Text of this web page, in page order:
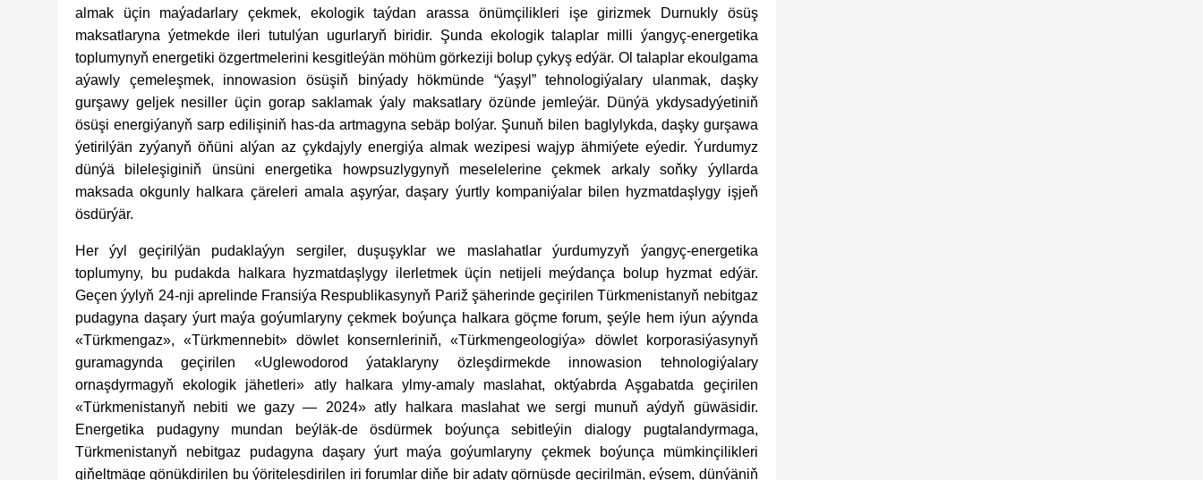
almak üçin maýadarlary çekmek, ekologik taýdan arassa önümçilikleri işe girizmek Durnukly ösüş
maksatlaryna ýetmekde ileri tutulýan ugurlaryň biridir. Şunda ekologik talaplar milli ýangyç-energetika
toplumynyň energetiki özgertmelerini kesgitleýän möhüm görkeziji bolup çykyş edýär. Ol talaplar ekoulgama
aýawly çemeleşmek, innowasion ösüşiň binýady hökmünde “ýaşyl” tehnologiýalary ulanmak, daşky
gurşawy geljek nesiller üçin gorap saklamak ýaly maksatlary özünde jemleýär. Dünýä ykdysadyýetiniň
ösüşi energiýanyň sarp edilişiniň has-da artmagyna sebäp bolýar. Şunuň bilen baglylykda, daşky gurşawa
ýetirilýän zyýanyň öňüni alýan az çykdajyly energiýa almak wezipesi wajyp ähmiýete eýedir. Ýurdumyz
dünýä bileleşiginiň ünsüni energetika howpsuzlygynyň meselelerine çekmek arkaly soňky ýyllarda
maksada okgunly halkara çäreleri amala aşyrýar, daşary ýurtly kompaniýalar bilen hyzmatdaşlygy işjeň
ösdürýär.
Her ýyl geçirilýän pudaklaýyn sergiler, duşuşyklar we maslahatlar ýurdumyzyň ýangyç-energetika
toplumyny, bu pudakda halkara hyzmatdaşlygy ilerletmek üçin netijeli meýdança bolup hyzmat edýär.
Geçen ýylyň 24-nji aprelinde Fransiýa Respublikasynyň Pariž şäherinde geçirilen Türkmenistanyň nebitgaz
pudagyna daşary ýurt maýa goýumlaryny çekmek boýunça halkara göçme forum, şeýle hem iýun aýynda
«Türkmengaz», «Türkmennebit» döwlet konsernleriniň, «Türkmengeologiýa» döwlet korporasiýasynyň
guramagynda geçirilen «Uglewodorod ýataklaryny özleşdirmekde innowasion tehnologiýalary
ornaşdyrmagyň ekologik jähetleri» atly halkara ylmy-amaly maslahat, oktýabrda Aşgabatda geçirilen
«Türkmenistanyň nebiti we gazy — 2024» atly halkara maslahat we sergi munuň aýdyň güwäsidir.
Energetika pudagyny mundan beýläk-de ösdürmek boýunça sebitleýin dialogy pugtalandyrmaga,
Türkmenistanyň nebitgaz pudagyna daşary ýurt maýa goýumlaryny çekmek boýunça mümkinçilikleri
giňeltmäge gönükdirilen bu ýöriteleşdirilen iri forumlar diňe bir adaty görnüşde geçirilmän, eýsem, dünýäniň